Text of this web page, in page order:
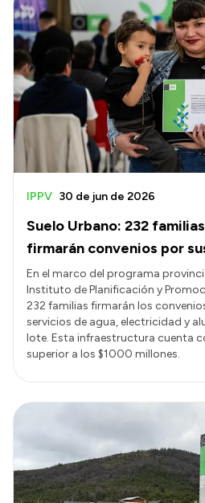
Suelo Urbano: 232
firmarán convenios por
IPPV 30 de jun de 2026
En el marco del programa
Instituto de Planificación y
232 familias firmarán los
servicios de agua, electricidad y
lote. Esta infraestructura cuenta
superior a los $1000 millones.